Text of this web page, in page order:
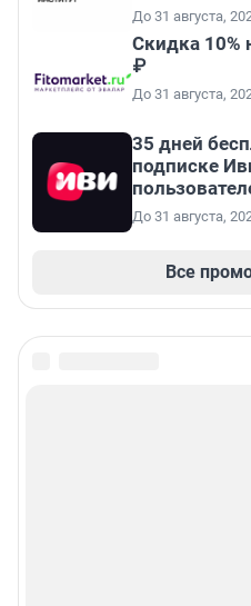
До 31 августа,
Скидка 10%
₽
До 31 августа,
35 дней
подписке
До 31 августа,
Все